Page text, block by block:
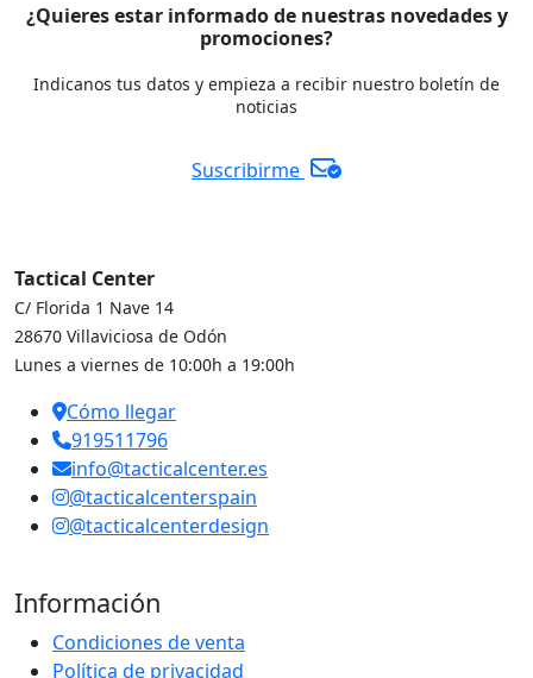
¿Quieres estar informado de nuestras novedades y
promociones?
Indicanos tus datos y empieza a recibir nuestro boletín de
noticias
Suscribirme
Tactical Center
C/ Florida 1 Nave 14
28670 Villaviciosa de Odón
Lunes a viernes de 10:00h a 19:00h
Cómo llegar
919511796
info@tacticalcenter.es
@tacticalcenterspain
@tacticalcenterdesign
Información
Condiciones de venta
Política de privacidad